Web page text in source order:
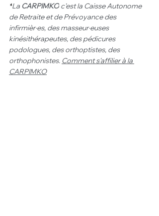
*La CARPIMKO c'est la Caisse Autonome
de Retraite et de Prévoyance des
infirmièr·es, des masseur·euses
kinésithérapeutes, des pédicures
podologues, des orthoptistes, des
orthophonistes. Comment s'affilier à la
CARPIMKO